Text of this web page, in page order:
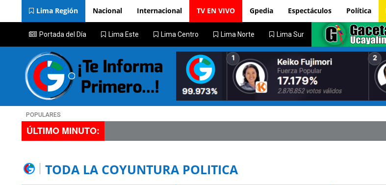
Lima Región Nacional Internacional TV EN VIVO Gpedia Espectáculos Política
Portada del Día Lima Este Lima Centro Lima Norte Lima Sur
POPULARES
ÚLTIMO MINUTO:
TODA LA COYUNTURA POLITICA